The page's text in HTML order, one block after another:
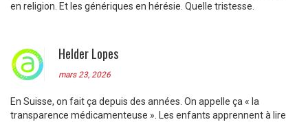
en religion. Et les génériques en hérésie. Quelle tristesse.
Helder Lopes
mars 23, 2026
En Suisse, on fait ça depuis des années. On appelle ça « la
transparence médicamenteuse ». Les enfants apprennent à lire